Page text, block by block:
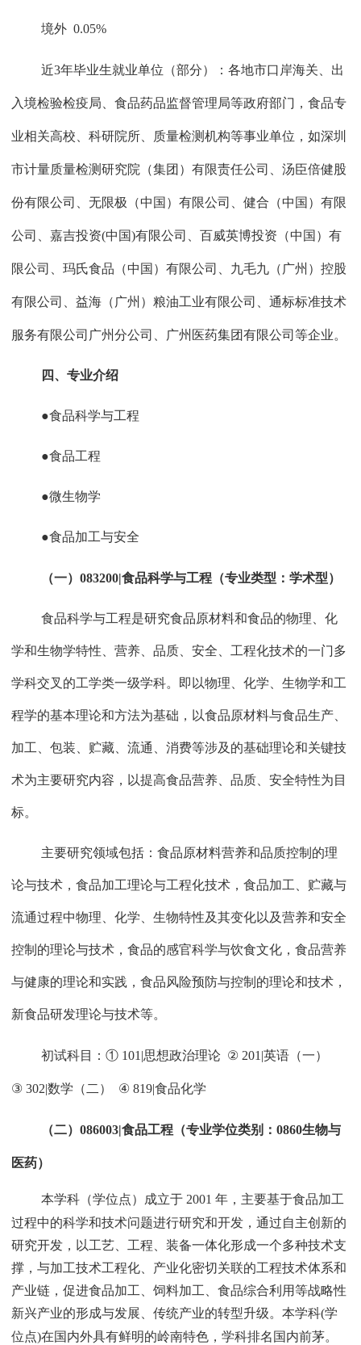
境外 0.05%
近3年毕业生就业单位（部分）：各地市口岸海关、出
入境检验检疫局、食品药品监督管理局等政府部门，食品专
业相关高校、科研院所、质量检测机构等事业单位，如深圳
市计量质量检测研究院（集团）有限责任公司、汤臣倍健股
份有限公司、无限极（中国）有限公司、健合（中国）有限
公司、嘉吉投资(中国)有限公司、百威英博投资（中国）有
限公司、玛氏食品（中国）有限公司、九毛九（广州）控股
有限公司、益海（广州）粮油工业有限公司、通标标准技术
服务有限公司广州分公司、广州医药集团有限公司等企业。
四、专业介绍
●食品科学与工程
●食品工程
●微生物学
●食品加工与安全
（一）083200|食品科学与工程（专业类型：学术型）
食品科学与工程是研究食品原材料和食品的物理、化
学和生物学特性、营养、品质、安全、工程化技术的一门多
学科交叉的工学类一级学科。即以物理、化学、生物学和工
程学的基本理论和方法为基础，以食品原材料与食品生产、
加工、包装、贮藏、流通、消费等涉及的基础理论和关键技
术为主要研究内容，以提高食品营养、品质、安全特性为目
标。
主要研究领域包括：食品原材料营养和品质控制的理
论与技术，食品加工理论与工程化技术，食品加工、贮藏与
流通过程中物理、化学、生物特性及其变化以及营养和安全
控制的理论与技术，食品的感官科学与饮食文化，食品营养
与健康的理论和实践，食品风险预防与控制的理论和技术，
新食品研发理论与技术等。
初试科目：① 101|思想政治理论 ② 201|英语（一）
③ 302|数学（二） ④ 819|食品化学
（二）086003|食品工程（专业学位类别：0860生物与
医药）
本学科（学位点）成立于 2001年，主要基于食品加工
过程中的科学和技术问题进行研究和开发，通过自主创新的
研究开发，以工艺、工程、装备一体化形成一个多种技术支
撑，与加工技术工程化、产业化密切关联的工程技术体系和
产业链，促进食品加工、饲料加工、食品综合利用等战略性
新兴产业的形成与发展、传统产业的转型升级。本学科(学
位点)在国内外具有鲜明的岭南特色，学科排名国内前茅。